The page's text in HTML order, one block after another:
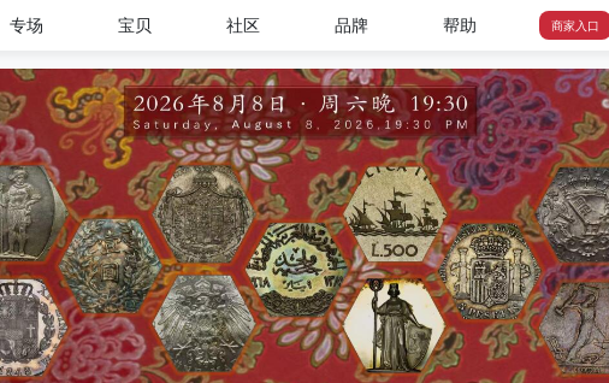
专场 宝贝 社区 品牌 帮助 商家入口